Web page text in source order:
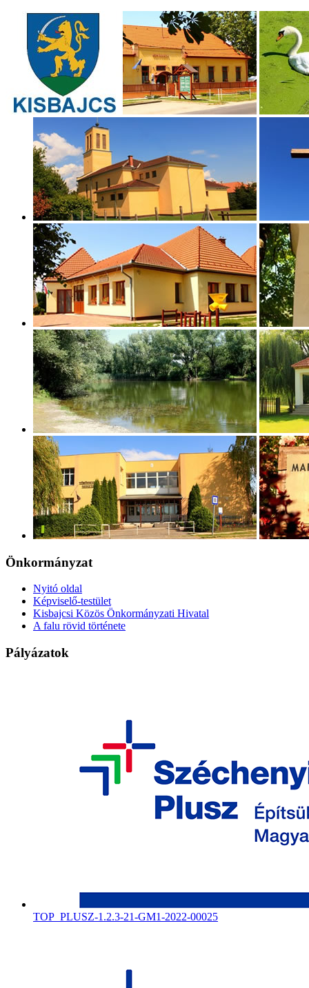
Önkormányzat
Nyitó oldal
Képviselő-testület
Kisbajcsi Közös Önkormányzati Hivatal
A falu rövid története
Pályázatok
TOP_PLUSZ-1.2.3-21-GM1-2022-00025